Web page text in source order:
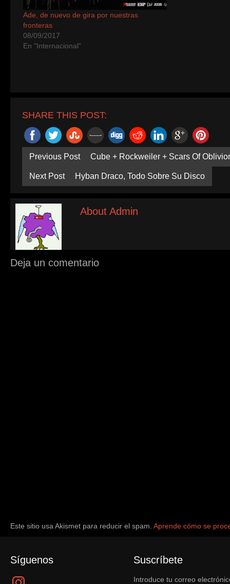
Ade, de nuevo de gira por nuestras
fronteras
08/09/2017
En "Internacional"
SHARE THIS POST:
Previous Post Cube + Rockweiler + Scars Of
Next Post Hyban Draco, Todo Sobre Su Disco
About Admin
Deja un comentario
Este sitio usa Akismet para reducir el spam. Aprende cómo se
Síguenos
Instagram
Suscríbete
Introduce tu correo